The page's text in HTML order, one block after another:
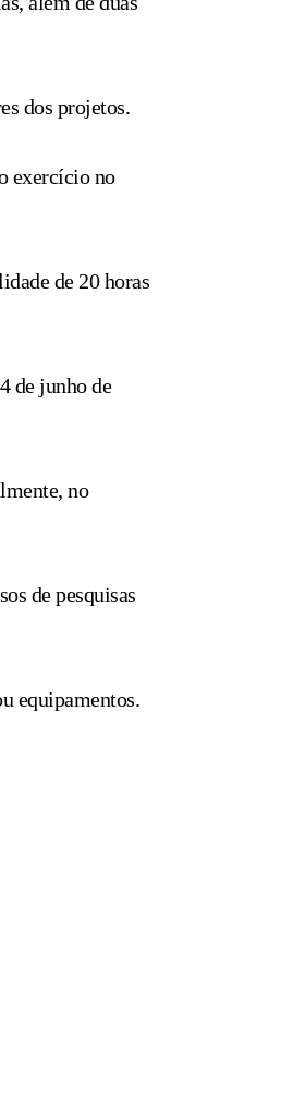
dos projetos.
exercício no
de 20 horas
de junho de
no
de pesquisas
equipamentos.